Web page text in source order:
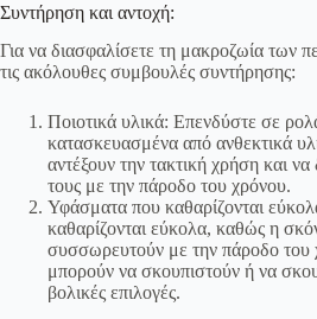
Συντήρηση και αντοχή:
Για να διασφαλίσετε τη μακροζωία των
τις ακόλουθες συμβουλές συντήρησης:
Ποιοτικά υλικά: Επενδύστε σε
κατασκευασμένα από ανθεκτικά
αντέξουν την τακτική χρήση και
τους με την πάροδο του χρόνου.
Υφάσματα που καθαρίζονται
καθαρίζονται εύκολα, καθώς η
συσσωρευτούν με την πάροδο
μπορούν να σκουπιστούν ή να
βολικές επιλογές.